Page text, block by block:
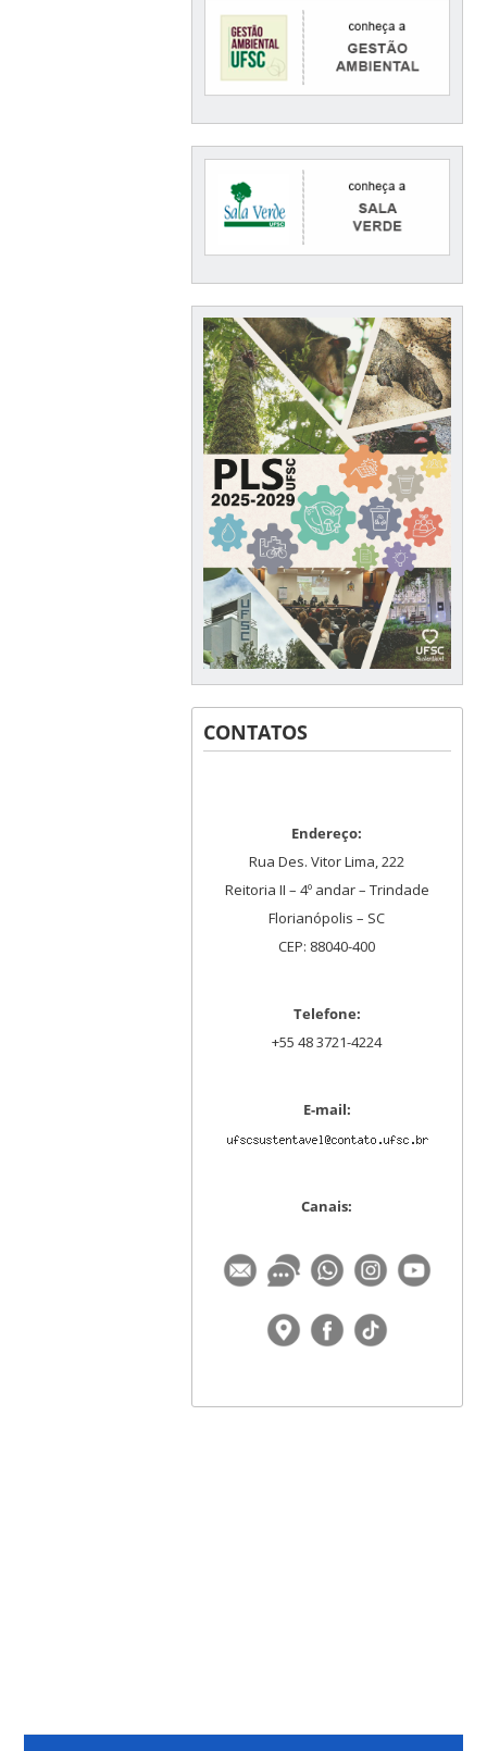
CONTATOS
Endereço:
Rua Des. Vitor Lima, 222
Reitoria II – 4º andar – Trindade
Florianópolis – SC
CEP: 88040-400
Telefone:
+55 48 3721-4224
E-mail:
Canais: